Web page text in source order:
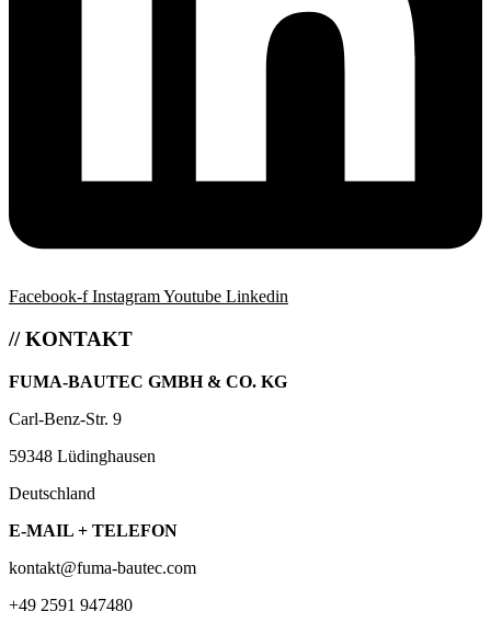
Facebook-f InstagramYoutube Linkedin
// KONTAKT
FUMA-BAUTEC GMBH & CO. KG
Carl-Benz-Str. 9
59348 Lüdinghausen
Deutschland
E-MAIL + TELEFON
kontakt@fuma-bautec.com
+49 2591 947480